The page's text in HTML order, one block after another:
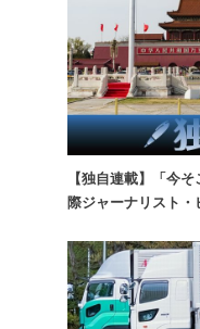
【独自連載】「今
際ジャーナリスト・